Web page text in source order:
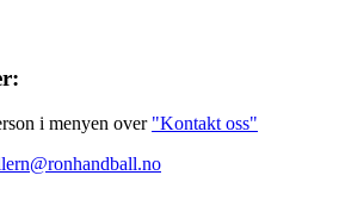
i menyen over "Kontakt oss"